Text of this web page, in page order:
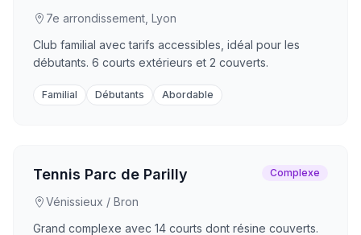
7e arrondissement, Lyon
Club familial avec tarifs accessibles, idéal pour les
débutants. 6 courts extérieurs et 2 couverts.
Familial Débutants Abordable
Tennis Parc de Parilly Complexe
Vénissieux / Bron
Grand complexe avec 14 courts dont résine couverts.